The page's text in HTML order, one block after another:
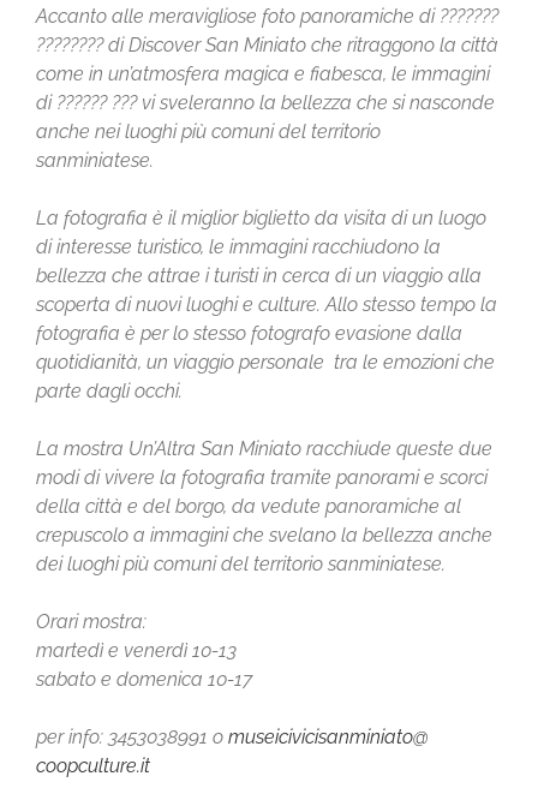
Accanto alle meravigliose foto panoramiche di ???????
???????? di Discover San Miniato che ritraggono la città
come in un’atmosfera magica e fiabesca, le immagini
di ?????? ??? vi sveleranno la bellezza che si nasconde
anche nei luoghi più comuni del territorio
sanminiatese.
La fotografia è il miglior biglietto da visita di un luogo
di interesse turistico, le immagini racchiudono la
bellezza che attrae i turisti in cerca di un viaggio alla
scoperta di nuovi luoghi e culture. Allo stesso tempo la
fotografia è per lo stesso fotografo evasione dalla
quotidianità, un viaggio personale tra le emozioni che
parte dagli occhi.
La mostra Un’Altra San Miniato racchiude queste due
modi di vivere la fotografia tramite panorami e scorci
della città e del borgo, da vedute panoramiche al
crepuscolo a immagini che svelano la bellezza anche
dei luoghi più comuni del territorio sanminiatese.
Orari mostra:
martedì e venerdì 10-13
sabato e domenica 10-17
per info: 3453038991 o museicivicisanminiato@
coopculture.it